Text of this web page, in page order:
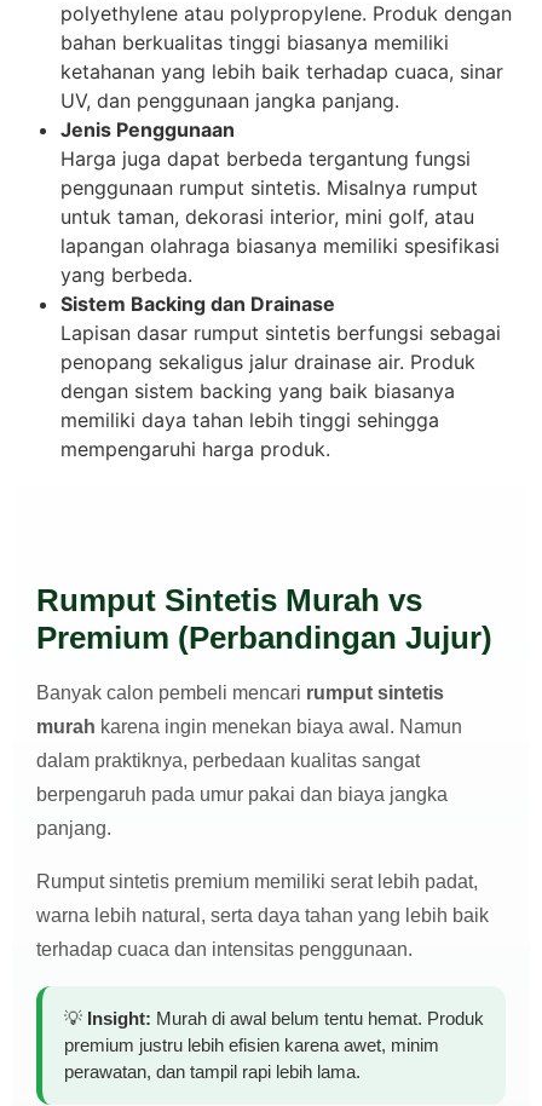
polyethylene atau polypropylene. Produk dengan
bahan berkualitas tinggi biasanya memiliki
ketahanan yang lebih baik terhadap cuaca, sinar
UV, dan penggunaan jangka panjang.
Jenis Penggunaan
Harga juga dapat berbeda tergantung fungsi
penggunaan rumput sintetis. Misalnya rumput
untuk taman, dekorasi interior, mini golf, atau
lapangan olahraga biasanya memiliki spesifikasi
yang berbeda.
Sistem Backing dan Drainase
Lapisan dasar rumput sintetis berfungsi sebagai
penopang sekaligus jalur drainase air. Produk
dengan sistem backing yang baik biasanya
memiliki daya tahan lebih tinggi sehingga
mempengaruhi harga produk.
Rumput Sintetis Murah vs
Premium (Perbandingan Jujur)
Banyak calon pembeli mencari rumput sintetis
murah karena ingin menekan biaya awal. Namun
dalam praktiknya, perbedaan kualitas sangat
berpengaruh pada umur pakai dan biaya jangka
panjang.
Rumput sintetis premium memiliki serat lebih padat,
warna lebih natural, serta daya tahan yang lebih baik
terhadap cuaca dan intensitas penggunaan.
💡 Insight: Murah di awal belum tentu hemat. Produk
premium justru lebih efisien karena awet, minim
perawatan, dan tampil rapi lebih lama.